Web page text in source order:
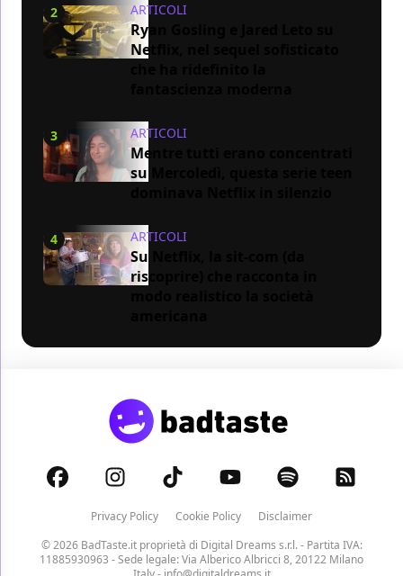
2 ARTICOLI
Ryan Gosling e Jared Leto su
Netflix, nel sequel sofisticato
3 ARTICOLI
Mentre tutti erano concentrati
su Mercoledì, questa serie teen
4 ARTICOLI
Su Netflix, la sit-com (da
riscoprire) che racconta in
Privacy Policy Cookie Policy
Disclaimer
© 2026 BadTaste.it proprietà di Digital Dreams s.r.l.- Partita IVA:
11885930963 - Sede legale: Via Alberico Albricci 8, 20122 Milano